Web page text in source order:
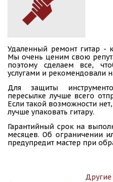
СДЭК
Зеленоград, пл.
(495) 128-95-59
Мытищи, ул. Советская, 1А
(495) 128-95-59
Зеленоград, Площадь
(495) 128-95-59
СДЭК
Мытищи, ул. Трудовая, 22
(495) 128-95-59
Удаленный ремонт гитар -
Мы очень ценим свою
поэтому сделаем все,
услугами и рекомендовали
Для защиты
пересылке лучше всего
Если такой возможности
лучше упаковать гитару.
Гарантийный срок на
месяцев. Об ограничении
предупредит мастер при